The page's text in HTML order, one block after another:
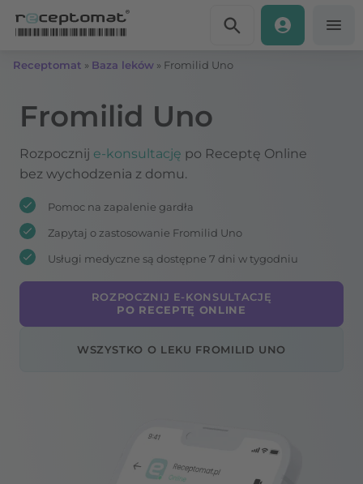
Receptomat » Baza leków » Fromilid Uno
Fromilid Uno
Rozpocznij e-konsultację po Receptę Online
bez wychodzenia z domu.
Pomoc na zapalenie gardła
Zapytaj o zastosowanie Fromilid Uno
Usługi medyczne są dostępne 7 dni w tygodniu
ROZPOCZNIJ E-KONSULTACJĘ
PO RECEPTĘ ONLINE
WSZYSTKO O LEKU FROMILID UNO